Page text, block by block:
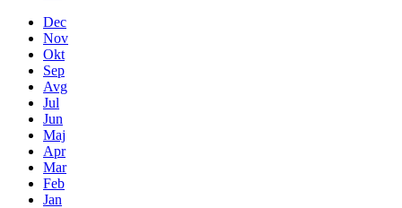
Dec
Nov
Okt
Sep
Avg
Jul
Jun
Maj
Apr
Mar
Feb
Jan